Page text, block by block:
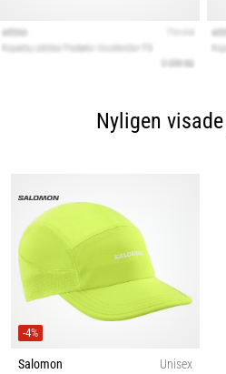
Nyligen
-4%
Salomon
Unisex